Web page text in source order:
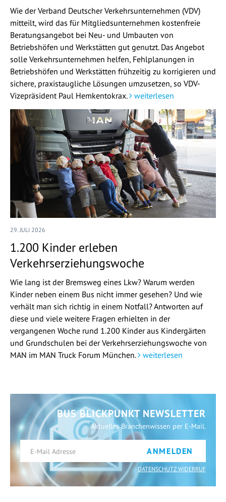
Wie der Verband Deutscher Verkehrsunternehmen (VDV)
mitteilt, wird das für Mitgliedsunternehmen kostenfreie
Beratungsangebot bei Neu- und Umbauten von
Betriebshöfen und Werkstätten gut genutzt. Das Angebot
solle Verkehrsunternehmen helfen, Fehlplanungen in
Betriebshöfen und Werkstätten frühzeitig zu korrigieren und
sichere, praxistaugliche Lösungen umzusetzen, so VDV-
Vizepräsident Paul Hemkentokrax.
weiterlesen
29. JULI 2026
1.200 Kinder erleben
Verkehrserziehungswoche
Wie lang ist der Bremsweg eines Lkw? Warum werden
Kinder neben einem Bus nicht immer gesehen? Und wie
verhält man sich richtig in einem Notfall? Antworten auf
diese und viele weitere Fragen erhielten in der
vergangenen Woche rund 1.200 Kinder aus Kindergärten
und Grundschulen bei der Verkehrserziehungswoche von
MAN im MAN Truck Forum München.
weiterlesen
BUS BLICKPUNKT NEWSLETTER
Aktuelles Branchenwissen per E-Mail.
ANMELDEN
DATENSCHUTZ WIDERRUF